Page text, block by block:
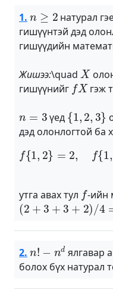
1. натурал
гишүүнтэй дэд
гишүүдийн
Жишээ:\quad
X
гишүүнийг
fX
гэж
үед
{1 }
дэд олонлогтой ба
f{ }=2
утга авах тул -ийн
(2+3+3+ 2)/4=2.5<
2.
!
ялгавар
болох бүх натурал